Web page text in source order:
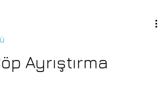
Ayrıştırma